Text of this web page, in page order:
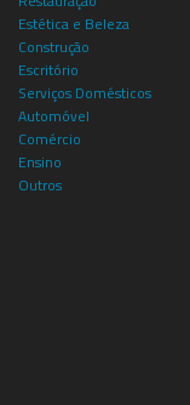
Estética e Beleza
Construção
Escritório
Serviços Domésticos
Automóvel
Comércio
Ensino
Outros